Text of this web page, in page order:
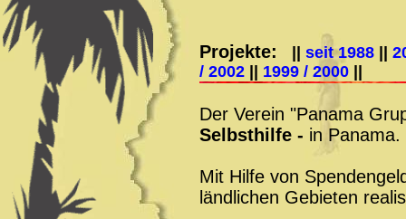
Projekte: seit 1988
/ 2002
1999 / 2000
Der Verein "Panama
Selbsthilfe - in Panama.
Mit Hilfe von
ländlichen Gebieten